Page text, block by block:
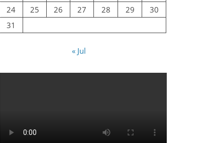
24
25 26 27 28 29
30
31
« Jul